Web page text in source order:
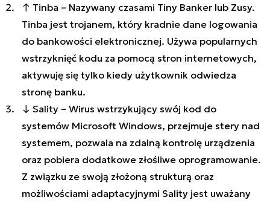
↑ Tinba – Nazywany czasami Tiny Banker lub Zusy.
Tinba jest trojanem, który kradnie dane logowania
do bankowości elektronicznej. Używa popularnych
wstrzyknięć kodu za pomocą stron internetowych,
aktywuję się tylko kiedy użytkownik odwiedza
stronę banku.
↓ Sality – Wirus wstrzykujący swój kod do
systemów Microsoft Windows, przejmuje stery nad
systemem, pozwala na zdalną kontrolę urządzenia
oraz pobiera dodatkowe złośliwe oprogramowanie.
Z związku ze swoją złożoną strukturą oraz
możliwościami adaptacyjnymi Sality jest uważany